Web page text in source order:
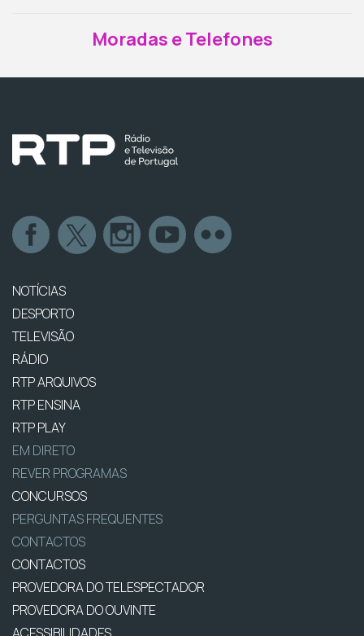
Moradas e Telefones
NOTÍCIAS
DESPORTO
TELEVISÃO
RÁDIO
RTP ARQUIVOS
RTP ENSINA
RTP PLAY
EM DIRETO
REVER PROGRAMAS
CONCURSOS
PERGUNTAS FREQUENTES
CONTACTOS
CONTACTOS
PROVEDORA DO TELESPECTADOR
PROVEDORA DO OUVINTE